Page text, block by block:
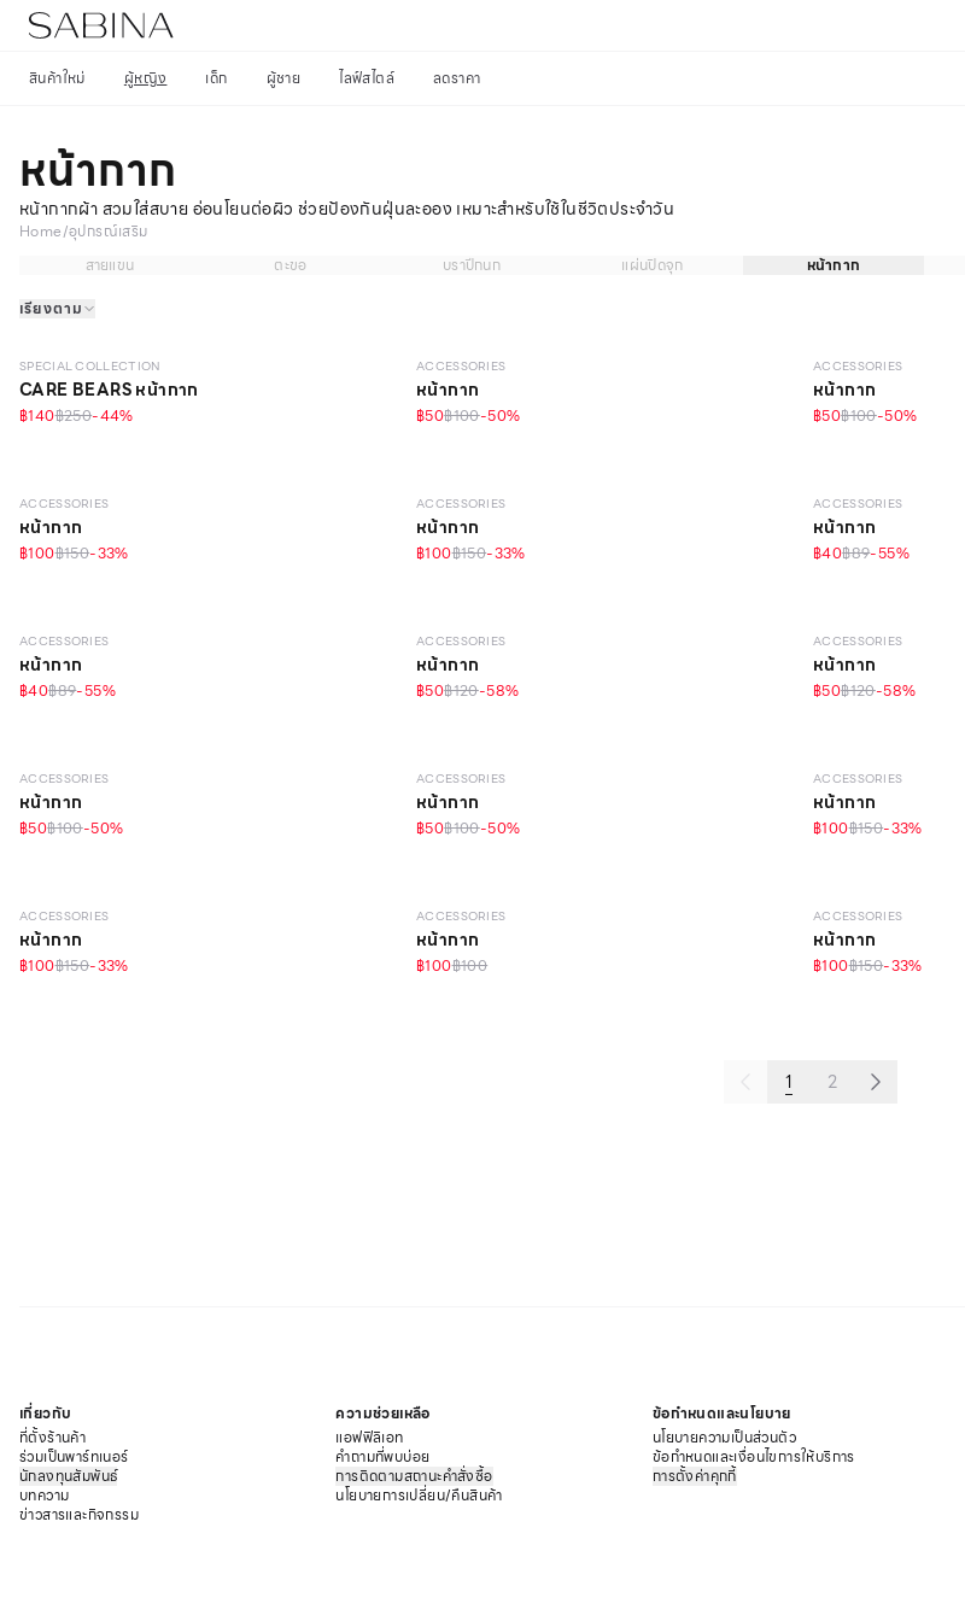
สินค้าใหม่ ผู้หญิง เด็ก ผู้ชาย ไลฟ์สไตล์ ลดราคา
หน้ากาก
หน้ากากผ้า สวมใส่สบาย อ่อนโยนต่อผิว ช่วยป้องกันฝุ่นละออง เหมาะสำหรับใช้ในชีวิตประจำวัน
Home/อุปกรณ์เสริม
สายแขน
ตะขอ บราปีกนก แผ่นปิดจุก หน้ากาก
เรียงตาม
SPECIAL COLLECTION
CARE BEARS หน้ากาก
฿140฿250-44%
ACCESSORIES
หน้ากาก
฿50฿100-50%
ACCESSORIES
หน้ากาก
฿50฿100-50%
ACCESSORIES
หน้ากาก
฿100฿150-33%
ACCESSORIES
หน้ากาก
฿100฿150-33%
ACCESSORIES
หน้ากาก
฿40฿89-55%
ACCESSORIES
หน้ากาก
฿40฿89-55%
ACCESSORIES
หน้ากาก
฿50฿120-58%
ACCESSORIES
หน้ากาก
฿50฿120-58%
ACCESSORIES
หน้ากาก
฿50฿100-50%
ACCESSORIES
หน้ากาก
฿50฿100-50%
ACCESSORIES
หน้ากาก
฿100฿150-33%
ACCESSORIES
หน้ากาก
฿100฿150-33%
ACCESSORIES
หน้ากาก
฿100฿100
ACCESSORIES
หน้ากาก
฿100฿150-33%
1 2
เกี่ยวกับ
ที่ตั้งร้านค้า
ร่วมเป็นพาร์ทเนอร์
นักลงทุนสัมพันธ์
บทความ
ข่าวสารและกิจกรรม
ความช่วยเหลือ
แอฟฟิลิเอท
คำถามที่พบบ่อย
การติดตามสถานะคำสั่งซื้อ
นโยบายการเปลี่ยน/คืนสินค้า
ข้อกำหนดและนโยบาย
นโยบายความเป็นส่วนตัว
ข้อกำหนดและเงื่อนไขการให้บริการ
การตั้งค่าคุกกี้